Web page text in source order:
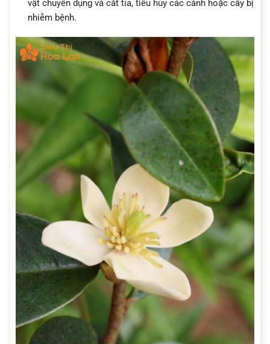
vật chuyên dụng và cắt tỉa, tiêu hủy các cành hoặc cây bị
nhiễm bệnh.